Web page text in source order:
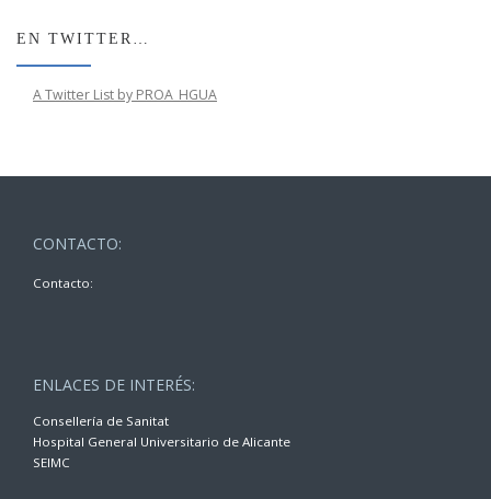
EN TWITTER…
A Twitter List by PROA_HGUA
CONTACTO:
Contacto:
ENLACES DE INTERÉS:
Consellería de Sanitat
Hospital General Universitario de Alicante
SEIMC